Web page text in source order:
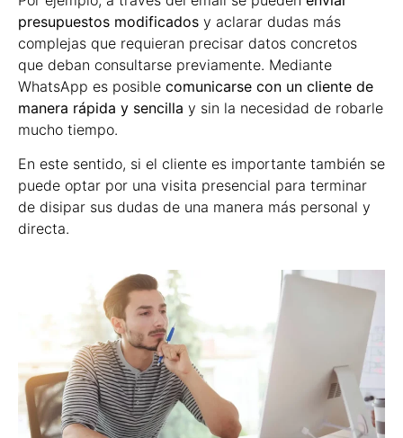
presupuestos modificados y aclarar dudas más
complejas que requieran precisar datos concretos
que deban consultarse previamente. Mediante
WhatsApp es posible comunicarse con un cliente de
manera rápida y sencilla y sin la necesidad de robarle
mucho tiempo.
En este sentido, si el cliente es importante también se
puede optar por una visita presencial para terminar
de disipar sus dudas de una manera más personal y
directa.